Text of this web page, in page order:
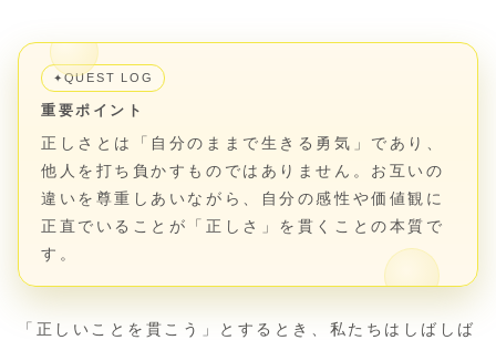
✦QUEST LOG
重要ポイント
正しさとは「自分のままで生きる勇気」であり、
他人を打ち負かすものではありません。お互いの
違いを尊重しあいながら、自分の感性や価値観に
正直でいることが「正しさ」を貫くことの本質で
す。
「正しいことを貫こう」とするとき、私たちはしばしば